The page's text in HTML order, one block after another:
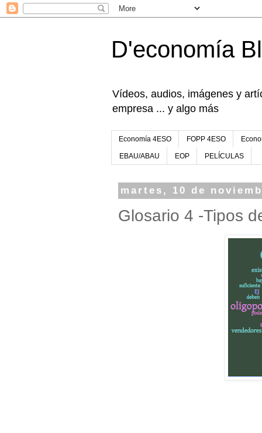
D'economía
Vídeos, audios, imágenes y
empresa ... y algo más
Economía 4ESO FOPP 4ESO
EBAU/ABAU EOP PELÍCULAS
martes, 10 de
Glosario 4 -Tipos